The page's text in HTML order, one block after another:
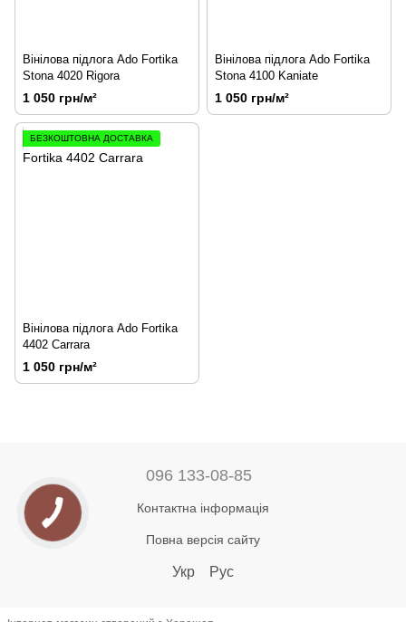
Вінілова підлога Ado Fortika
Stona 4020 Rigora
1 050 грн/м²
Вінілова підлога Ado Fortika
Stona 4100 Kaniate
1 050 грн/м²
БЕЗКОШТОВНА ДОСТАВКА
Вінілова підлога Ado Fortika
4402 Carrara
1 050 грн/м²
096 133-08-85
Контактна інформація
Повна версія сайту
Укр Рус